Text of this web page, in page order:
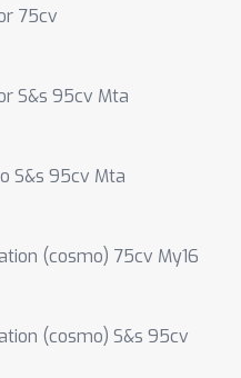
75cv
S&s 95cv Mta
S&s 95cv Mta
(cosmo) 75cv My16
(cosmo) S&s 95cv